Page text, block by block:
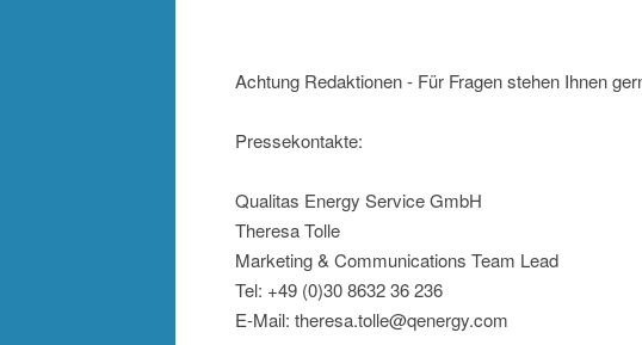
Achtung Redaktionen - Für Fragen stehen Ihnen
Pressekontakte:
Qualitas Energy Service GmbH
Theresa Tolle
Marketing & Communications Team Lead
Tel: +49 (0)30 8632 36 236
E-Mail: theresa.tolle@qenergy.com